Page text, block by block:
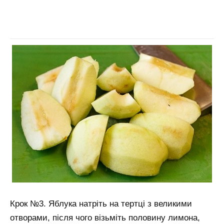
Крок №3. Яблука натріть на тертці з великими
отворами, після чого візьміть половину лимона,